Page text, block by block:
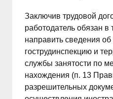
Заключив трудовой
работодатель обязан в
направить сведения об
гострудинспекцию и
службы занятости по
нахождения (п. 13
разрешительных